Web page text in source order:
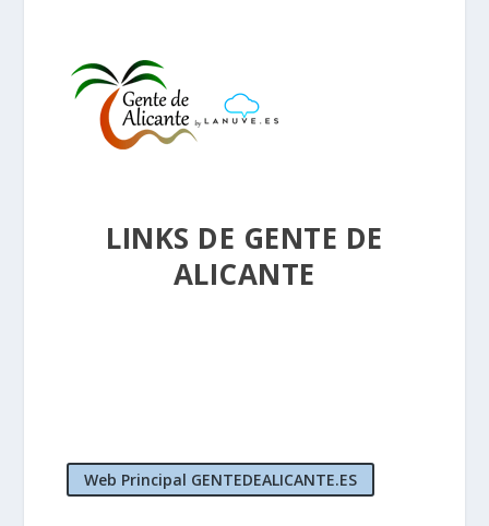
LINKS DE GENTE DE
ALICANTE
Web Principal GENTEDEALICANTE.ES